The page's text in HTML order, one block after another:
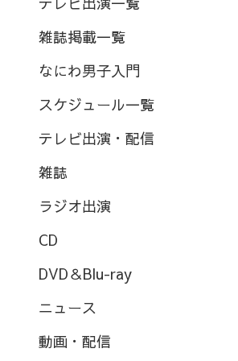
雑誌掲載一覧
なにわ男子入門
スケジュール一覧
テレビ出演・配信
雑誌
ラジオ出演
CD
DVD＆Blu-ray
ニュース
動画・配信